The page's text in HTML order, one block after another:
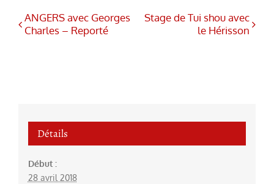
ANGERS avec Georges
Charles – Reporté
Stage de Tui shou avec
le Hérisson
Détails
Début :
28 avril 2018